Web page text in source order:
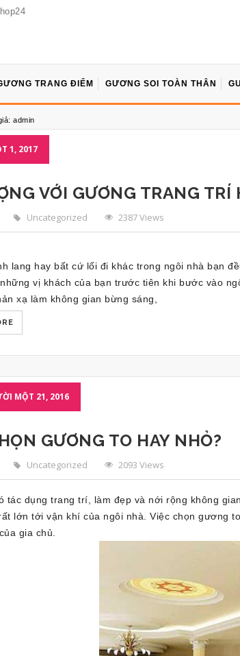
TRANG ĐIỂM GƯƠNG SOI TOÀN THÂN
admin
1, 2017
VỚI GƯƠNG TRANG TRÍ
Uncategorized 2387 Views
lang hay bất cứ lối đi khác trong ngôi nhà bạn
vị khách của bạn trước tiên khi bước vào
xạ làm không gian bừng sáng,
MỘT 21, 2016
GƯƠNG TO HAY NHỎ?
Uncategorized 2093 Views
tác dụng trang trí, làm đẹp và nới rộng không
lớn tới vận khí của ngôi nhà. Việc chọn gương
gia chủ.